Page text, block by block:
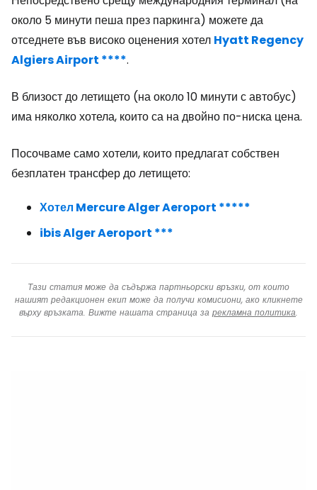
около 5 минути пеша през паркинга) можете да
отседнете във високо оценения хотел Hyatt Regency
Algiers Airport ****.
В близост до летището (на около 10 минути с автобус)
има няколко хотела, които са на двойно по-ниска цена.
Посочваме само хотели, които предлагат собствен
безплатен трансфер до летището:
Хотел Mercure Alger Aeroport *****
ibis Alger Aeroport ***
Тази статия може да съдържа партньорски връзки, от които
нашият редакционен екип може да получи комисиони, ако кликнете
върху връзката. Вижте нашата страница за рекламна политика.